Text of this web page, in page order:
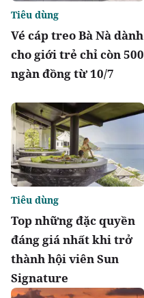
Vé cáp treo Bà Nà dành
cho giới trẻ chỉ còn 500
ngàn đồng từ 10/7
Tiêu dùng
Top những đặc quyền
đáng giá nhất khi trở
thành hội viên Sun
Signature
Tiêu dùng